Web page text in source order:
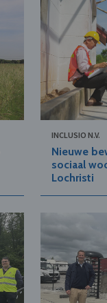
INCLUSIO N.V.
Nieuwe
sociaal
Lochristi